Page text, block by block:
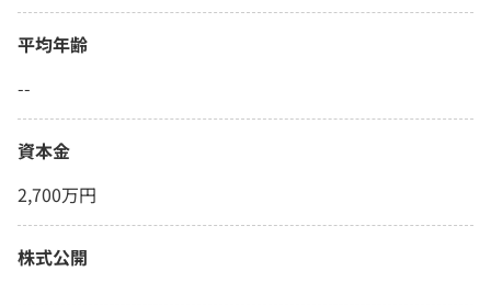
平均年齢
--
資本金
2,700万円
株式公開